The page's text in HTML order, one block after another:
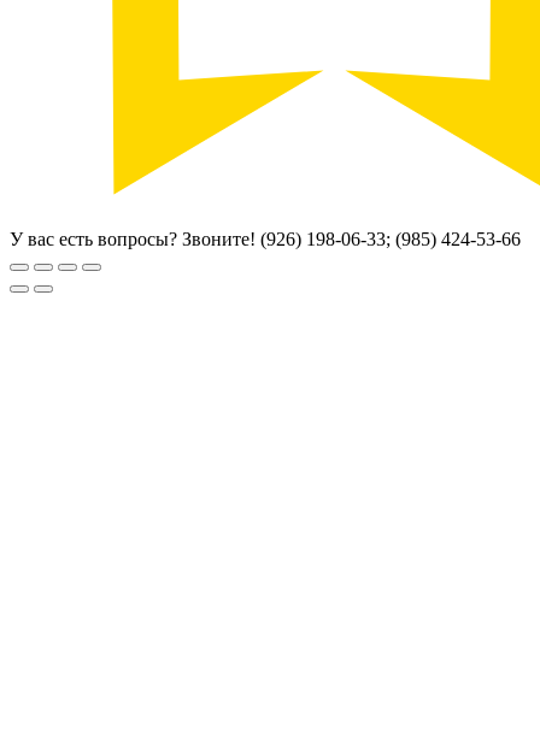
У вас есть вопросы? Звоните! (926) 198-06-33; (985) 424-53-66